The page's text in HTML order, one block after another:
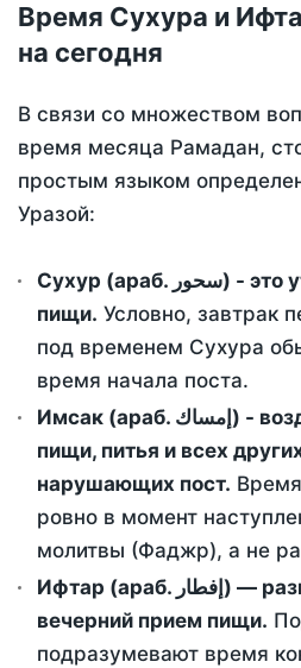
Время Сухура и
на сегодня
В связи со множеством
время месяца Рамадан,
простым языком
Уразой:
Сухур (араб. سحور) - это утренний прием
пищи. Условно, завтрак
под временем Сухура
время начала поста.
Имсак (араб. إمساك) - воздержание от приема
пищи, питья и всех
нарушающих пост.
ровно в момент
молитвы (Фаджр), а не
Ифтар (араб. إفطار) — разговение - это
вечерний прием пищи.
подразумевают время